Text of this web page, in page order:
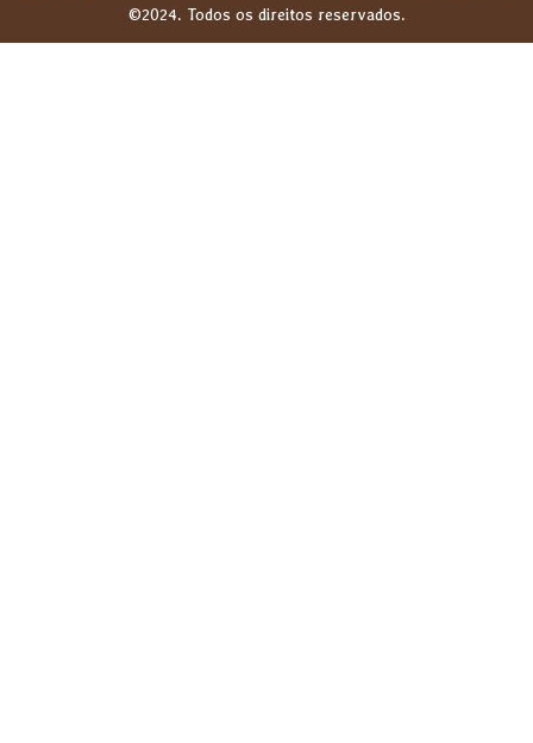
©2024. Todos os direitos reservados.